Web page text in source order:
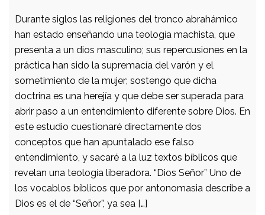
Durante siglos las religiones del tronco abrahámico
han estado enseñando una teología machista, que
presenta a un dios masculino; sus repercusiones en la
práctica han sido la supremacía del varón y el
sometimiento de la mujer; sostengo que dicha
doctrina es una herejía y que debe ser superada para
abrir paso a un entendimiento diferente sobre Dios. En
este estudio cuestionaré directamente dos
conceptos que han apuntalado ese falso
entendimiento, y sacaré a la luz textos bíblicos que
revelan una teología liberadora. “Dios Señor” Uno de
los vocablos bíblicos que por antonomasia describe a
Dios es el de “Señor”, ya sea […]